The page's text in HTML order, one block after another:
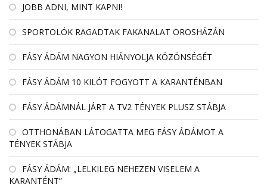
JOBB ADNI, MINT KAPNI!
SPORTOLÓK RAGADTAK FAKANALAT OROSHÁZÁN
FÁSY ÁDÁM NAGYON HIÁNYOLJA KÖZÖNSÉGÉT
FÁSY ÁDÁM 10 KILÓT FOGYOTT A KARANTÉNBAN
FÁSY ÁDÁMNÁL JÁRT A TV2 TÉNYEK PLUSZ STÁBJA
OTTHONÁBAN LÁTOGATTA MEG FÁSY ÁDÁMOT A
TÉNYEK STÁBJA
FÁSY ÁDÁM: „LELKILEG NEHEZEN VISELEM A
KARANTÉNT”